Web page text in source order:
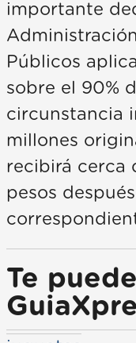
importante
Públicos
sobre el 90%
circunstancia
millones
recibirá cerca
pesos
Te